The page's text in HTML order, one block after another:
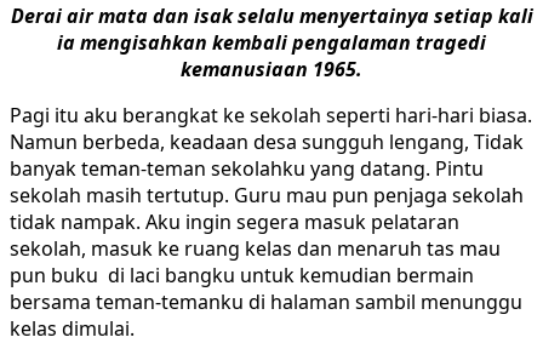
Derai air mata dan isak selalu menyertainya setiap kali
ia mengisahkan kembali pengalaman tragedi
kemanusiaan 1965.
Pagi itu aku berangkat ke sekolah seperti hari-hari biasa.
Namun berbeda, keadaan desa sungguh lengang, Tidak
banyak teman-teman sekolahku yang datang. Pintu
sekolah masih tertutup. Guru mau pun penjaga sekolah
tidak nampak. Aku ingin segera masuk pelataran
sekolah, masuk ke ruang kelas dan menaruh tas mau
pun buku di laci bangku untuk kemudian bermain
bersama teman-temanku di halaman sambil menunggu
kelas dimulai.